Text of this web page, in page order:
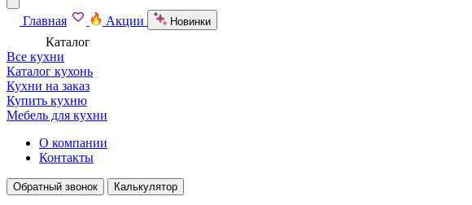
Главная Акции Новинки
Каталог
Все кухни
Каталог кухонь
Кухни на заказ
Купить кухню
Мебель для кухни
О компании
Контакты
Обратный звонок Калькулятор